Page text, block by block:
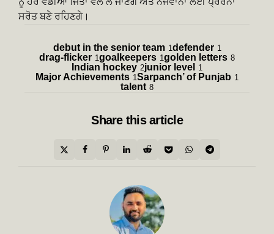
ਸਰੋਤ ਬਣੇ ਰਹਿਣਗੇ।
debut in the senior team 1defender 1
drag-flicker 1goalkeepers 1golden letters 8
Indian hockey 2junior level 1
Major Achievements 1Sarpanch’ of Punjab 1
talent 8
Share this article